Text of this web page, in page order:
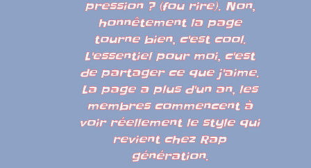
pression ? (fou rire). Non,
honnêtement la page
tourne bien, c'est cool.
L'essentiel pour moi, c'est
de partager ce que j'aime.
La page a plus d'un an, les
membres commencent à
voir réellement le style qui
revient chez Rap
génération.